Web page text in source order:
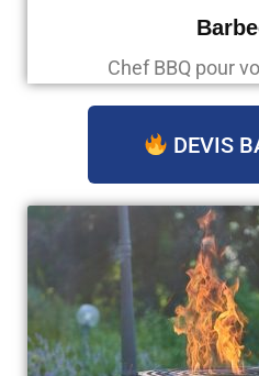
Chef BBQ pour
DEVIS